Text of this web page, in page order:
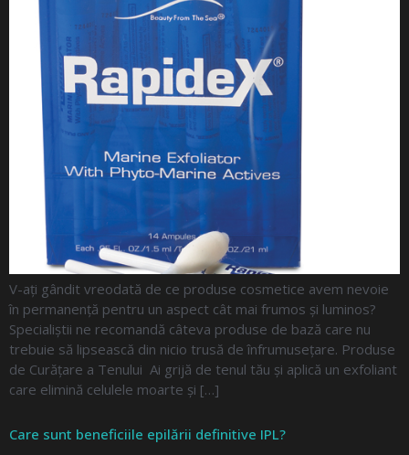
V-ați gândit vreodată de ce produse cosmetice avem nevoie
în permanență pentru un aspect cât mai frumos și luminos?
Specialiștii ne recomandă câteva produse de bază care nu
trebuie să lipsească din nicio trusă de înfrumusețare. Produse
de Curățare a Tenului Ai grijă de tenul tău și aplică un exfoliant
care elimină celulele moarte și […]
Care sunt beneficiile epilării definitive IPL?